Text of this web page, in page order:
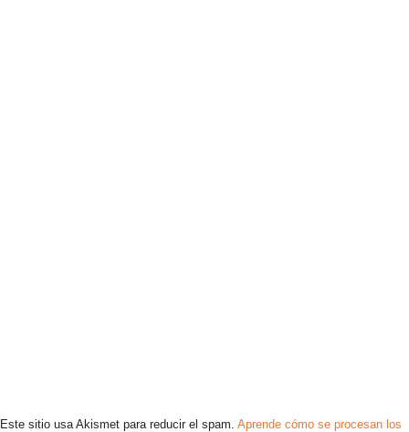
Este sitio usa Akismet para reducir el spam. Aprende cómo se procesan los